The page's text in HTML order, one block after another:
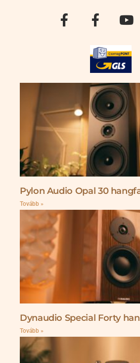
Pylon Audio Opal 30
Tovább »
Dynaudio Special Forty
Tovább »